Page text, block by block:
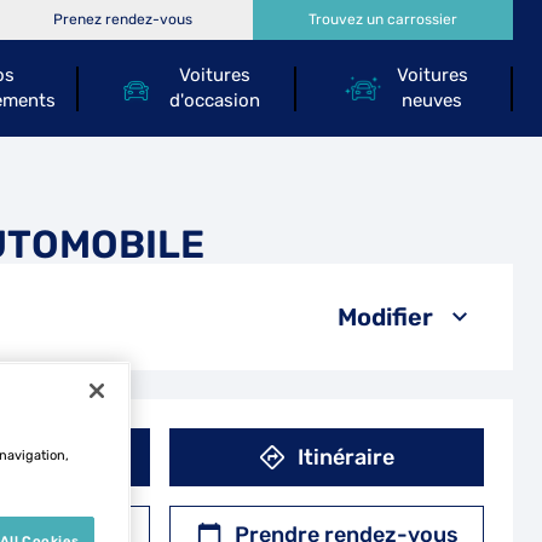
Voitures
d'occasion
Voitures
neuves
Prenez rendez-vous Trouvez un carrossier
Modifier
Itinéraire
un devis Prendre rendez-vous